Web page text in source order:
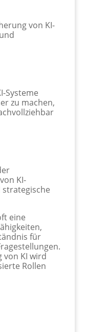
von KI-
Systeme
zu machen,
KI-
eine
für
von KI wird
Rollen